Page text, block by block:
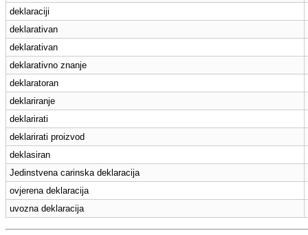
deklaraciji
deklarativan
deklarativan
deklarativno znanje
deklaratoran
deklariranje
deklarirati
deklarirati proizvod
deklasiran
Jedinstvena carinska deklaracija
ovjerena deklaracija
uvozna deklaracija